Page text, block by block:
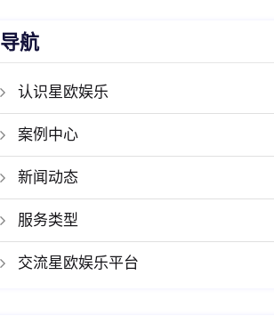
导航
认识星欧娱乐
案例中心
新闻动态
服务类型
交流星欧娱乐平台